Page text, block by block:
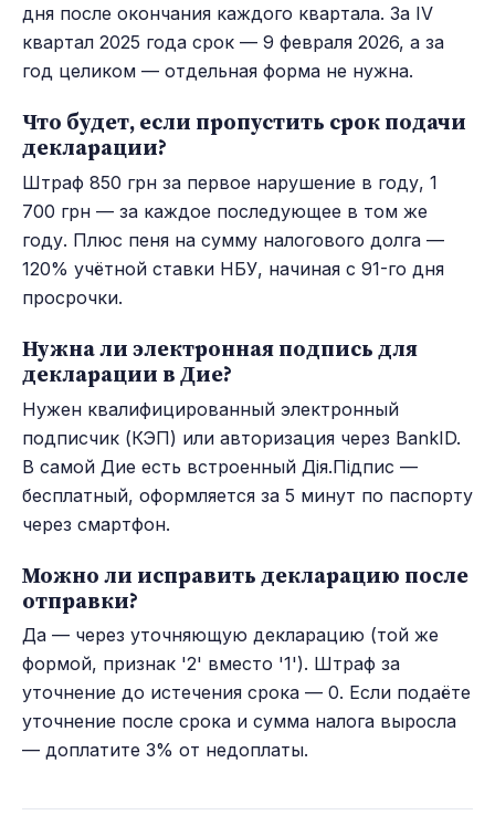
дня после окончания каждого квартала. За IV
квартал 2025 года срок — 9 февраля 2026, а за
год целиком — отдельная форма не нужна.
Что будет, если пропустить срок подачи
декларации?
Штраф 850 грн за первое нарушение в году, 1
700 грн — за каждое последующее в том же
году. Плюс пеня на сумму налогового долга —
120% учётной ставки НБУ, начиная с 91-го дня
просрочки.
Нужна ли электронная подпись для
декларации в Дие?
Нужен квалифицированный электронный
подписчик (КЭП) или авторизация через BankID.
В самой Дие есть встроенный Дія.Підпис —
бесплатный, оформляется за 5 минут по паспорту
через смартфон.
Можно ли исправить декларацию после
отправки?
Да — через уточняющую декларацию (той же
формой, признак '2' вместо '1'). Штраф за
уточнение до истечения срока — 0. Если подаёте
уточнение после срока и сумма налога выросла
— доплатите 3% от недоплаты.